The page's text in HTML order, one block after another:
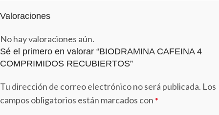
Valoraciones
No hay valoraciones aún.
Sé el primero en valorar “BIODRAMINA CAFEINA 4
COMPRIMIDOS RECUBIERTOS”
Tu dirección de correo electrónico no será publicada. Los
campos obligatorios están marcados con *